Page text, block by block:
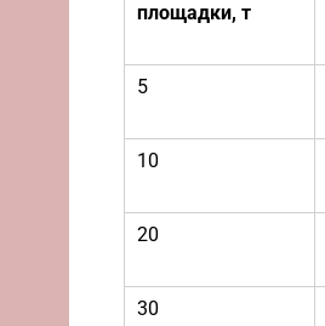
площадки, т
5
10
20
30